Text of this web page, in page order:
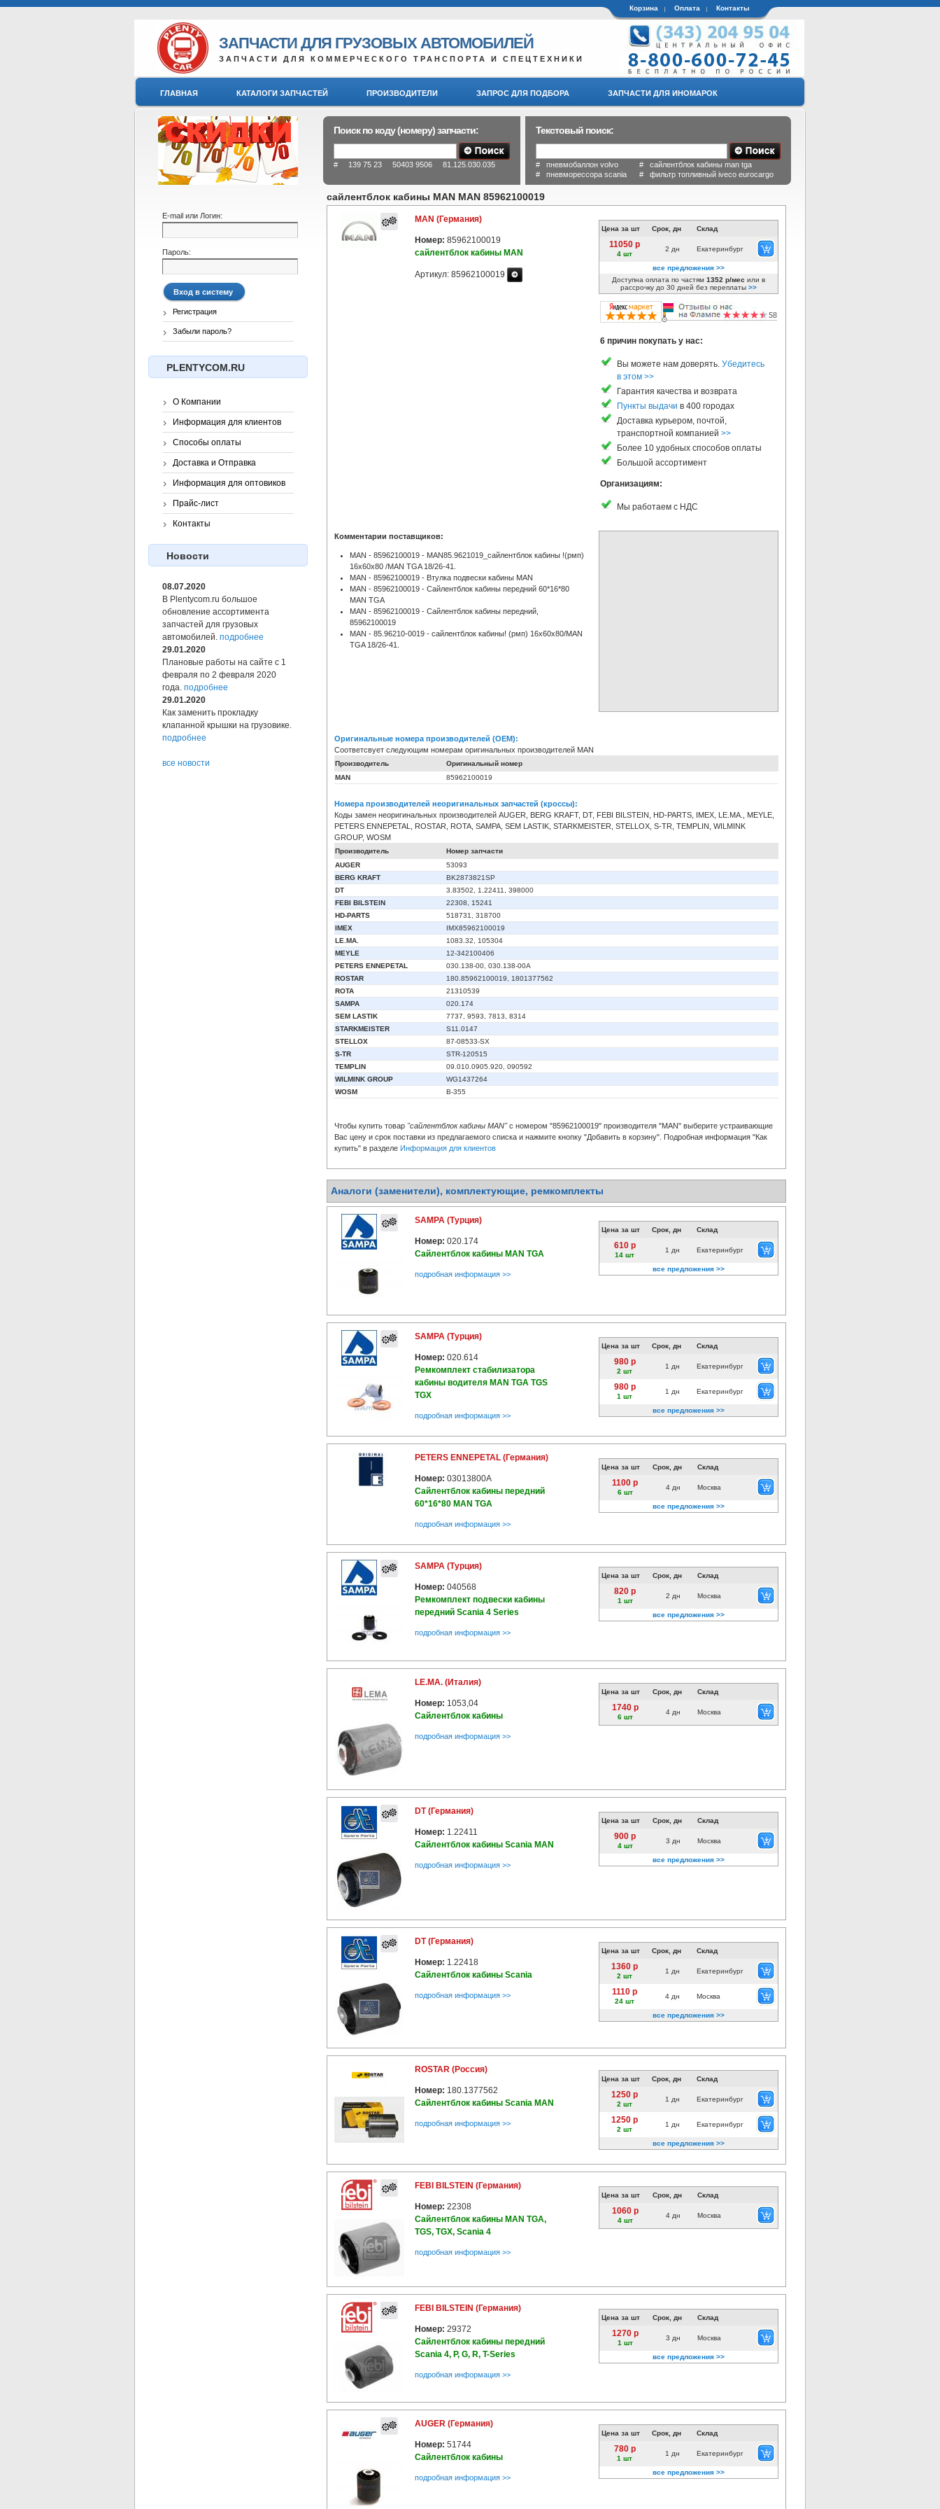
Корзина Оплата Контакты
ЗАПЧАСТИ ДЛЯ ГРУЗОВЫХ АВТОМОБИЛЕЙ
ЗАПЧАСТИ ДЛЯ КОММЕРЧЕСКОГО ТРАНСПОРТА И СПЕЦТЕХНИКИ
ГЛАВНАЯ КАТАЛОГИ ЗАПЧАСТЕЙ ПРОИЗВОДИТЕЛИ ЗАПРОС ДЛЯ ПОДБОРА ЗАПЧАСТИ ДЛЯ ИНОМАРОК
Поиск по коду (номеру) запчасти:
# 139 75 23 50403 9506 81.125.030.035
Текстовый поиск:
# пневмобаллон volvo # сайлентблок кабины man tga
# пневморессора scania # фильтр топливный iveco eurocargo
сайлентблок кабины MAN MAN 85962100019
MAN (Германия)
Номер: 85962100019
сайлентблок кабины MAN
Артикул: 85962100019
Цена за шт Срок, дн Склад
11050 р
4 шт
2 дн Екатеринбург
все предложения >>
Доступна оплата по частям 1352 р/мес или в
рассрочку до 30 дней без переплаты >>
6 причин покупать у нас:
Вы можете нам доверять. Убедитесь
в этом >>
Гарантия качества и возврата
Пункты выдачи в 400 городах
Доставка курьером, почтой,
транспортной компанией >>
Более 10 удобных способов оплаты
Большой ассортимент
Организациям:
Мы работаем с НДС
Комментарии поставщиков:
MAN - 85962100019 - MAN85.9621019_сайлентблок кабины !(рмп)
16x60x80 /MAN TGA 18/26-41.
MAN - 85962100019 - Втулка подвески кабины MAN
MAN - 85962100019 - Сайлентблок кабины передний 60*16*80
MAN TGA
MAN - 85962100019 - Сайлентблок кабины передний,
85962100019
MAN - 85.96210-0019 - сайлентблок кабины! (рмп) 16x60x80/MAN
TGA 18/26-41.
Оригинальные номера производителей (OEM):
Соответсвует следующим номерам оригинальных производителей MAN
Производитель
Оригинальный номер
MAN
85962100019
Номера производителей неоригинальных запчастей (кроссы):
Коды замен неоригинальных производителей AUGER, BERG KRAFT, DT, FEBI BILSTEIN, HD-PARTS, IMEX, LE.MA., MEYLE,
PETERS ENNEPETAL, ROSTAR, ROTA, SAMPA, SEM LASTIK, STARKMEISTER, STELLOX, S-TR, TEMPLIN, WILMINK
GROUP, WOSM
Производитель
Номер запчасти
AUGER
53093
BERG KRAFT
BK2873821SP
DT
3.83502, 1.22411, 398000
FEBI BILSTEIN
22308, 15241
HD-PARTS
518731, 318700
IMEX
IMX85962100019
LE.MA.
1083.32, 105304
MEYLE
12-342100406
PETERS ENNEPETAL
030.138-00, 030.138-00A
ROSTAR
180.85962100019, 1801377562
ROTA
21310539
SAMPA
020.174
SEM LASTIK
7737, 9593, 7813, 8314
STARKMEISTER
S11.0147
STELLOX
87-08533-SX
S-TR
STR-120515
TEMPLIN
09.010.0905.920, 090592
WILMINK GROUP
WG1437264
WOSM
B-355
Чтобы купить товар "сайлентблок кабины MAN"с номером "85962100019" производителя "MAN" выберите устраивающие
Вас цену и срок поставки из предлагаемого списка и нажмите кнопку "Добавить в корзину". Подробная информация "Как
купить" в разделе Информация для клиентов
Аналоги (заменители), комплектующие, ремкомплекты
SAMPA (Турция)
Номер: 020.174
Сайлентблок кабины MAN TGA
подробная информация >>
Цена за шт Срок, дн Склад
610 р
14 шт
1 дн Екатеринбург
все предложения >>
SAMPA (Турция)
Номер: 020.614
Ремкомплект стабилизатора
кабины водителя MAN TGA TGS
TGX
подробная информация >>
Цена за шт Срок, дн Склад
980 р
2 шт
1 дн Екатеринбург
980 р
1 шт
1 дн Екатеринбург
все предложения >>
PETERS ENNEPETAL (Германия)
Номер: 03013800A
Сайлентблок кабины передний
60*16*80 MAN TGA
подробная информация >>
Цена за шт Срок, дн Склад
1100 р
6 шт
4 дн Москва
все предложения >>
SAMPA (Турция)
Номер: 040568
Ремкомплект подвески кабины
передний Scania 4 Series
подробная информация >>
Цена за шт Срок, дн Склад
820 р
1 шт
2 дн Москва
все предложения >>
LE.MA. (Италия)
Номер: 1053,04
Сайлентблок кабины
подробная информация >>
Цена за шт Срок, дн Склад
1740 р
6 шт
4 дн Москва
DT (Германия)
Номер: 1.22411
Сайлентблок кабины Scania MAN
подробная информация >>
Цена за шт Срок, дн Склад
900 р
4 шт
3 дн Москва
все предложения >>
DT (Германия)
Номер: 1.22418
Сайлентблок кабины Scania
подробная информация >>
Цена за шт Срок, дн Склад
1360 р
2 шт
1 дн Екатеринбург
1110 р
24 шт
4 дн Москва
все предложения >>
ROSTAR (Россия)
Номер: 180.1377562
Сайлентблок кабины Scania MAN
подробная информация >>
Цена за шт Срок, дн Склад
1250 р
2 шт
1 дн Екатеринбург
1250 р
2 шт
1 дн Екатеринбург
все предложения >>
FEBI BILSTEIN (Германия)
Номер: 22308
Сайлентблок кабины MAN TGA,
TGS, TGX, Scania 4
подробная информация >>
Цена за шт Срок, дн Склад
1060 р
4 шт
4 дн Москва
FEBI BILSTEIN (Германия)
Номер: 29372
Сайлентблок кабины передний
Scania 4, P, G, R, T-Series
подробная информация >>
Цена за шт Срок, дн Склад
1270 р
1 шт
3 дн Москва
все предложения >>
AUGER (Германия)
Номер: 51744
Сайлентблок кабины
подробная информация >>
Цена за шт Срок, дн Склад
780 р
1 шт
1 дн Екатеринбург
все предложения >>
E-mail или Логин:
Пароль:
Регистрация
Забыли пароль?
PLENTYCOM.RU
О Компании
Информация для клиентов
Способы оплаты
Доставка и Отправка
Информация для оптовиков
Прайс-лист
Контакты
Новости
08.07.2020
В Plentycom.ru большое
обновление ассортимента
запчастей для грузовых
автомобилей. подробнее
29.01.2020
Плановые работы на сайте с 1
февраля по 2 февраля 2020
года. подробнее
29.01.2020
Как заменить прокладку
клапанной крышки на грузовике.
подробнее
все новости